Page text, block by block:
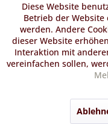
Diese Website
Betrieb der
werden. Andere
dieser Website
Interaktion mit
vereinfachen sollen,